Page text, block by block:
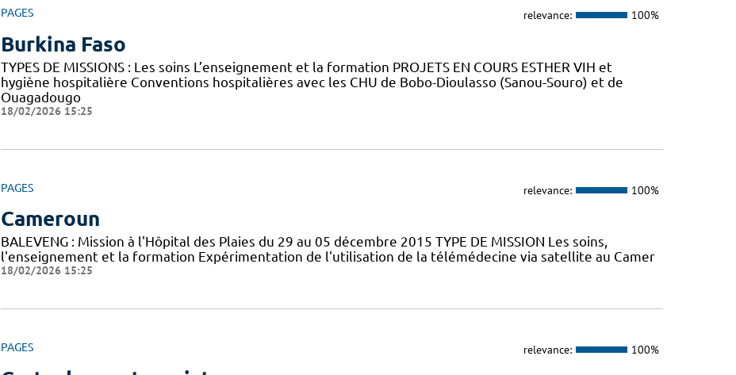
PAGES relevance: 100%
Burkina Faso
TYPES DE MISSIONS : Les soins L’enseignement et la formation PROJETS EN COURS ESTHER VIH et
hygiène hospitalière Conventions hospitalières avec les CHU de Bobo-Dioulasso (Sanou-Souro) et de
Ouagadougo
18/02/2026 15:25
PAGES relevance: 100%
Cameroun
BALEVENG : Mission à l'Hôpital des Plaies du 29 au 05 décembre 2015 TYPE DE MISSION Les soins,
l'enseignement et la formation Expérimentation de l'utilisation de la télémédecine via satellite au Camer
18/02/2026 15:25
PAGES relevance: 100%